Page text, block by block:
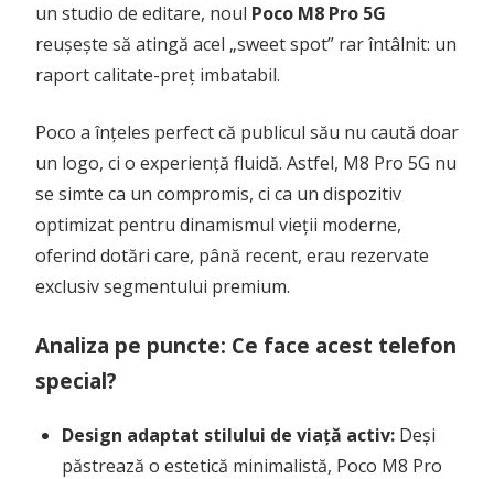
un studio de editare, noul Poco M8 Pro 5G
reușește să atingă acel „sweet spot” rar întâlnit: un
raport calitate-preț imbatabil.
Poco a înțeles perfect că publicul său nu caută doar
un logo, ci o experiență fluidă. Astfel, M8 Pro 5G nu
se simte ca un compromis, ci ca un dispozitiv
optimizat pentru dinamismul vieții moderne,
oferind dotări care, până recent, erau rezervate
exclusiv segmentului premium.
Analiza pe puncte: Ce face acest telefon
special?
Design adaptat stilului de viață activ: Deși
păstrează o estetică minimalistă, Poco M8 Pro